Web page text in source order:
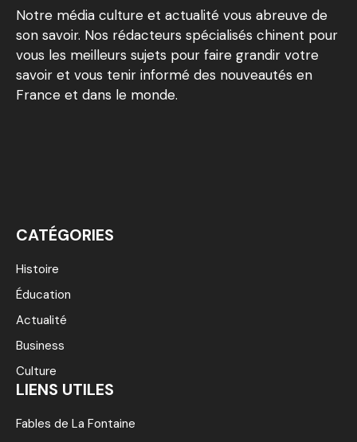
Notre média culture et actualité vous abreuve de
son savoir. Nos rédacteurs spécialisés chinent pour
vous les meilleurs sujets pour faire grandir votre
savoir et vous tenir informé des nouveautés en
France et dans le monde.
CATÉGORIES
Histoire
Éducation
Actualité
Business
Culture
LIENS UTILES
Fables de La Fontaine